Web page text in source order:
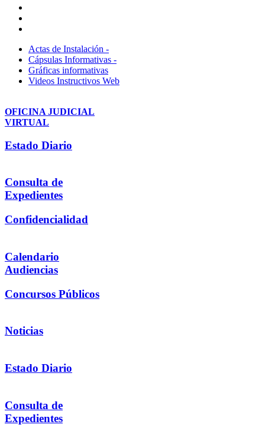
Actas de Instalación -
Cápsulas Informativas -
Gráficas informativas
Videos Instructivos Web
OFICINA JUDICIAL
VIRTUAL
Estado Diario
Consulta de
Expedientes
Confidencialidad
Calendario
Audiencias
Concursos Públicos
Noticias
Estado Diario
Consulta de
Expedientes